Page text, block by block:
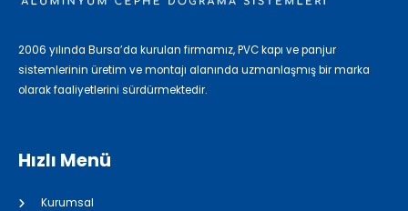
2006 yılında Bursa’da kurulan firmamız, PVC kapı ve panjur
sistemlerinin üretim ve montajı alanında uzmanlaşmış bir marka
olarak faaliyetlerini sürdürmektedir.
Hızlı Menü
Kurumsal